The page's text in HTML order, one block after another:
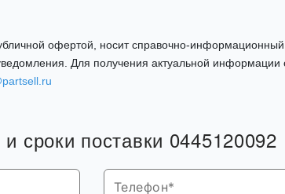
офертой, носит справочно-
Для получения актуальной информации
сроки поставки 0445120092